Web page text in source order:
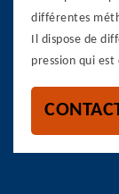
différentes
Il dispose de
pression qui